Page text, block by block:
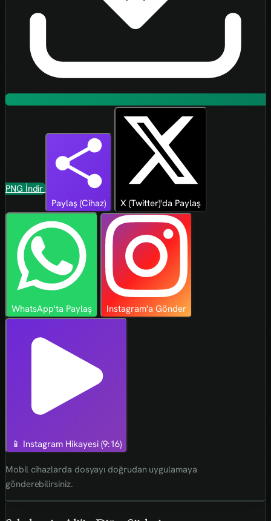
PNG İndir
Paylaş (Cihaz)
X (Twitter)'da Paylaş
WhatsApp'ta Paylaş Instagram'a Gönder
📱 Instagram Hikayesi (9:16)
Mobil cihazlarda dosyayı doğrudan uygulamaya
gönderebilirsiniz.